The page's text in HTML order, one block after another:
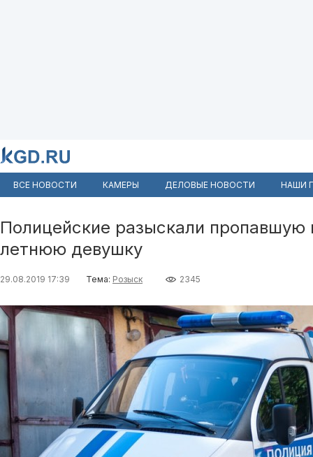
ВСЕ НОВОСТИ КАМЕРЫ ДЕЛОВЫЕ НОВОСТИ НАШИ
Полицейские разыскали пропавшую
летнюю девушку
29.08.2019 17:39 Тема: Розыск 2345